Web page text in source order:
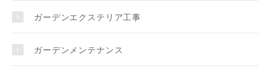
ガーデンエクステリア工事
ガーデンメンテナンス